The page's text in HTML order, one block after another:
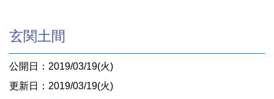
玄関土間
公開日：2019/03/19(火)
更新日：2019/03/19(火)